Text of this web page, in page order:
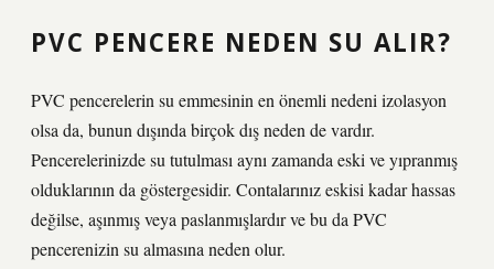
PVC PENCERE NEDEN SU ALIR?
PVC pencerelerin su emmesinin en önemli nedeni izolasyon
olsa da, bunun dışında birçok dış neden de vardır.
Pencerelerinizde su tutulması aynı zamanda eski ve yıpranmış
olduklarının da göstergesidir. Contalarınız eskisi kadar hassas
değilse, aşınmış veya paslanmışlardır ve bu da PVC
pencerenizin su almasına neden olur.